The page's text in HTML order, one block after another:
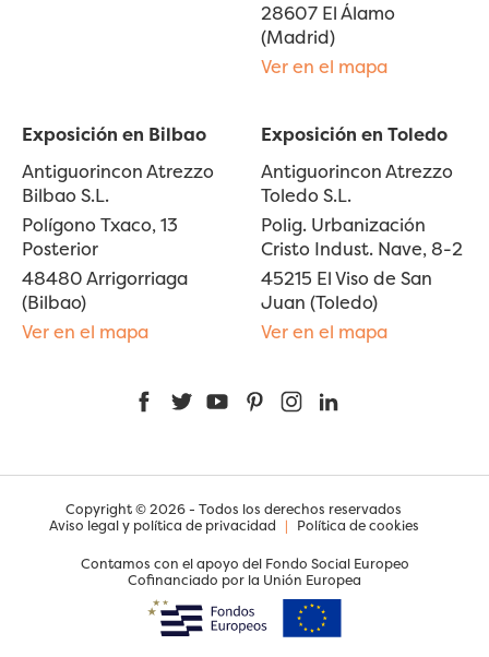
28607 El Álamo
(Madrid)
Ver en el mapa
Exposición en Bilbao
Antiguorincon Atrezzo
Bilbao S.L.
Polígono Txaco, 13
Posterior
48480 Arrigorriaga
(Bilbao)
Ver en el mapa
Exposición en Toledo
Antiguorincon Atrezzo
Toledo S.L.
Polig. Urbanización
Cristo Indust. Nave, 8-2
45215 El Viso de San
Juan (Toledo)
Ver en el mapa
FacebookTwitterYouTubePinterestInstagram
Copyright © 2026 - Todos los derechos reservados
Aviso legal y política de privacidad | Política de cookies
Contamos con el apoyo del Fondo Social Europeo
Cofinanciado por la Unión Europea